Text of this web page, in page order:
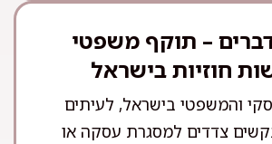
דברים – תוקף משפטי
חוזיות בישראל
והמשפטי בישראל, לעיתים
צדדים למסגרת עסקה או